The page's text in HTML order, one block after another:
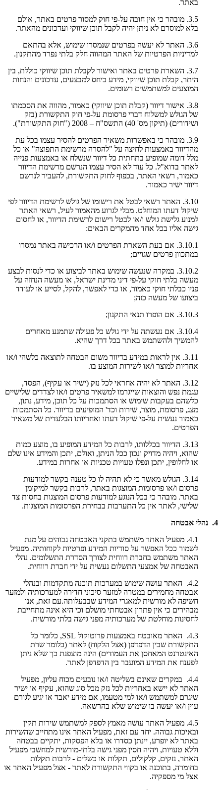
באתר.
3.5. מובהר כי אין חובה על-פי חוק למסור פרטים באתר, אולם
בלא למוסרם לא ניתן יהיה לקבל תוכן שיווקי ועדכונים מהאתר.
3.6. האתר לא יעשה בפרטים שנמסרו שימוש, אלא בהתאם
למדיניות הפרטיות של האתר המהווה חלק בלתי נפרד מהתקנון.
3.7. השארת פרטים באתר ואישור לקבלת תוכן שיווקי כוללת, בין
היתר, קבלת תוכן שיווקי, מידע ביחס למבצעים, עדכונים והנחות
המוצעים למשתמשים רשומים.
3.8. אישור דיוור (קבלת תוכן שיווקי) כאמור, מהווה את הסכמתו
של הגולש למשלוח דברי פרסומת על-פי חוק התקשורת (בזק
ושידורים) (תיקון מס' 40) התשס"ח – 2008 ("חוק התקשורת").
3.9. מובהר כי באפשרות משאיר הפרטים להסיר עצמו בכל עת
מהדיוור באמצעות לחיצה על "להסרה מרשימת התפוצה" או כל
מלל דומה שמופיע בתחתית כל דיוור שנשלח או באמצעות פנייה
לאתר בדוא"ל. כל עוד לא הסיר עצמו הנרשם מרשימת הדיוור
כאמור, רשאי האתר, בכפוף לחוק התקשורת, להעביר לנרשם
דיוור ישיר כאמור.
3.10. האתר רשאי לבטל את רישומו של גולש לרשימת הדיוור לפי
שיקול דעתו המוחלט. מבלי לגרוע מהאמור לעיל, רשאי האתר
למנוע גלישת גולש ו/או לבטל רישום לרשימת הדיוור, או לחסום
גישה אליו בכל אחד מהמקרים הבאים:
3.10.1. אם בעת השארת הפרטים ו/או הרכישה באתר נמסרו
במתכוון פרטים שגויים;
3.10.2. במקרה שנעשה שימוש באתר לביצוע או כדי לנסות לבצע
מעשה בלתי חוקי על-פי דיני מדינת ישראל, או מעשה הנחזה על
פניו כבלתי חוקי כאמור, או כדי לאפשר, להקל, לסייע או לעודד
ביצועו של מעשה כזה;
3.10.3. אם הופרו תנאי התקנון;
3.10.4. אם נעשתה על ידי גולש כל פעולה שתמנע מאחרים
להמשיך ולהשתמש באתר בכל דרך שהיא.
3.11. אין לראות במידע בדיוור משום הבטחה לתוצאה כלשהי ו/או
אחריות למוצר ו/או לשירות המוצע בו.
3.12. האתר לא יהיה אחראי לכל נזק (ישיר או עקיף), הפסד,
עגמת נפש והוצאות שייגרמו למשאיר פרטים ו/או לצדדים שלישיים
כלשהם בעקבות שימוש או הסתמכות על כל תוכן, מידע, נתון,
מצג, פרסומת, מוצר, שירות וכד' המופיעים בדיוור. כל הסתמכות
כאמור נעשית על-פי שיקול דעתו ואחריותו הבלעדית של משאיר
הפרטים.
3.13. הדיוור בכללותו, לרבות כל המידע המופיע בו, מוצע כמות
שהוא, ויהיה מדויק ונכון ככל הניתן, ואולם, יתכן והמידע אינו שלם
או לחלופין, יתכן ונפלו טעויות טכניות או אחרות במידע.
3.14. הגולש מאשר כי לא תהיה לו כל טענה בקשר למודעות
פרסום ו/או פרסומות המוצגות באתר, לרבות בקשר למיקומן
באתר. מובהר כי בכל הנוגע למודעות פרסום המוצגות בחסות צד
שלישי, לאתר אין כל התערבות בבחירת הפרסומות המוצגות.
4. נהלי אבטחה
4.1. מפעיל האתר משתמש בתקני האבטחה גבוהים על מנת
לשמור ככל האפשר על סודיות המידע ופרטיות לקוחותיה. מפעיל
האתר משתמש בחברת רווחית לצורך הסדרת התשלומים. נהלי
האבטחה של אמצעי התשלום נעשית על ידי חברת רווחית.
4.2. האתר עושה שימוש במערכות תוכנה מתקדמות ובנהלי
אבטחה מחמירים במטרה למזער סיכוני חדירה למערכותיה ולמזער
חשיפה לא מורשית למאגרי המידע שבבעלותה.עם זאת, אנו
מבהירים כי אין פתרון אבטחתי מושלם וכי היא אינה מתחייבת
לחסינות מוחלטת של מערכותיה מפני גישה בלתי מורשית.
4.3. האתר מאובטח באמצעות פרוטוקול SSL, כלומר כל
התקשורת שבין הדפדפן (אצל הלקוח) לאתר (כלומר שרת
האינטרנט המאחסן את העמודים) הינה מוצפנת כך שלא ניתן
לפענח את המידע המועבר בין הדפדפן לאתר.
4.4. במקרים שאינם בשליטה ו/או נובעים מכוח עליון, מפעיל
האתר לא יישא באחריות לכל נזק מכל סוג שהוא, עקיף או ישיר
שיגרם למשתמש ו/או למי מטעמו, אם מידע יאבד או יגיע לגורם
עוין ו/או יעשה בו שימוש שלא בהרשאה.
4.5. מפעיל האתר עושה מאמץ לספק למשתמש שירות תקין
ובאיכות גבוהה. יחד עם זאת, מפעיל האתר אינו מתחייב שהשירות
באתר לא יופרע, יינתן כסדרו או בלא הפסקות, יתקיים בבטחה
וללא טעויות, ויהיה חסין מפני גישה בלתי-מורשית למחשבי מפעיל
האתר, נזקים, קלקולים, תקלות או כשלים - לרבות תקלות
בחומרה, בתוכנה או בקווי התקשורת לאתר - אצל מפעיל האתר או
אצל מי מספקיה.